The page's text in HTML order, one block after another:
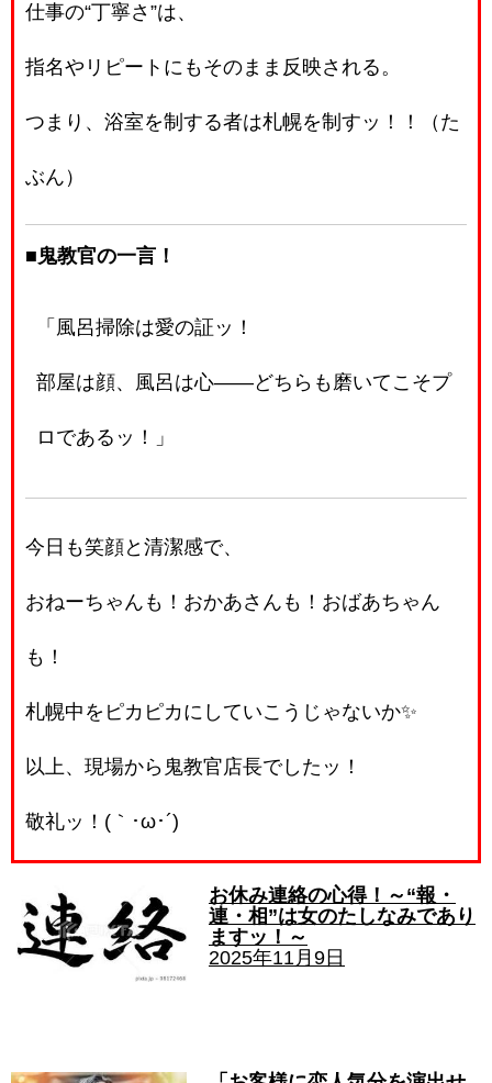
仕事の“丁寧さ”は、
指名やリピートにもそのまま反映される。
つまり、浴室を制する者は札幌を制すッ！！（た
ぶん）
■鬼教官の一言！
「風呂掃除は愛の証ッ！
部屋は顔、風呂は心――どちらも磨いてこそプ
ロであるッ！」
今日も笑顔と清潔感で、
おねーちゃんも！おかあさんも！おばあちゃん
も！
札幌中をピカピカにしていこうじゃないか✨
以上、現場から鬼教官店長でしたッ！
敬礼ッ！(｀･ω･´)ゞ
お休み連絡の心得！～“報・
連・相”は女のたしなみであり
ますッ！～
2025年11月9日